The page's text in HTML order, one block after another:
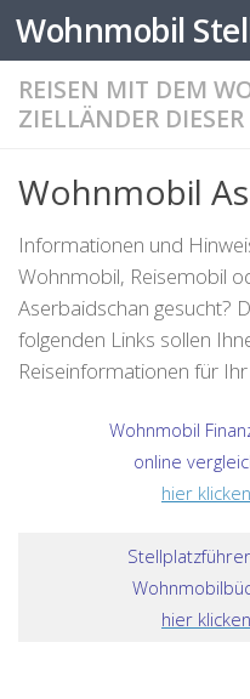
Zum Inhalt
REISEN MIT DEM
ZIELLÄNDER DIESER
Wohnmobil
Informationen und
Wohnmobil, Reisemobil
Aserbaidschan gesucht?
folgenden Links sollen
Reiseinformationen für
Wohnmobil
online
hier klicken
hier klicken